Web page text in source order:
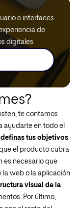
e interfaces
de
digitales.
te contamos
ayudarte en todo el
definas tus objetivos
el producto cubra
es necesario que
la web o la aplicación
visual de la
Por último,